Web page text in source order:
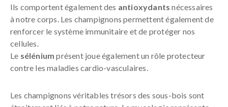
Ils comportent également des antioxydants nécessaires
à notre corps. Les champignons permettent également de
renforcer le système immunitaire et de protéger nos
cellules.
Le sélénium présent joue également un rôle protecteur
contre les maladies cardio-vasculaires.
Les champignons véritables trésors des sous-bois sont